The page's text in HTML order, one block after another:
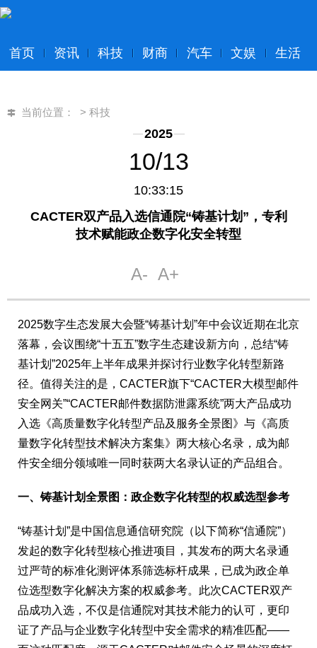
首页 资讯 科技 财商 汽车 文娱 生活
当前位置： > 科技
2025
10/13
10:33:15
CACTER双产品入选信通院“铸基计划”，专利
技术赋能政企数字化安全转型
2025数字生态发展大会暨“铸基计划”年中会议近期在北京
落幕，会议围绕“十五五”数字生态建设新方向，总结“铸
基计划”2025年上半年成果并探讨行业数字化转型新路
径。值得关注的是，CACTER旗下“CACTER大模型邮件
安全网关”“CACTER邮件数据防泄露系统”两大产品成功
入选《高质量数字化转型产品及服务全景图》与《高质
量数字化转型技术解决方案集》两大核心名录，成为邮
件安全细分领域唯一同时获两大名录认证的产品组合。
一、铸基计划全景图：政企数字化转型的权威选型参考
“铸基计划”是中国信息通信研究院（以下简称“信通院”）
发起的数字化转型核心推进项目，其发布的两大名录通
过严苛的标准化测评体系筛选标杆成果，已成为政企单
位选型数字化解决方案的权威参考。此次CACTER双产
品成功入选，不仅是信通院对其技术能力的认可，更印
证了产品与企业数字化转型中安全需求的精准匹配——